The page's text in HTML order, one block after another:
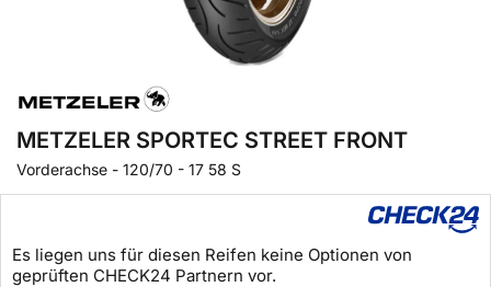
METZELER SPORTEC STREET FRONT
Vorderachse - 120/70 - 17 58 S
Es liegen uns für diesen Reifen keine Optionen von
geprüften CHECK24 Partnern vor.